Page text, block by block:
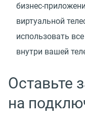
бизнес-
виртуальной
использовать
внутри вашей
Оставьте
на